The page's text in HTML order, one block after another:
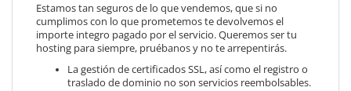
Estamos tan seguros de lo que vendemos, que si no
cumplimos con lo que prometemos te devolvemos el
importe integro pagado por el servicio. Queremos ser tu
hosting para siempre, pruébanos y no te arrepentirás.
La gestión de certificados SSL, así como el registro o
traslado de dominio no son servicios reembolsables.